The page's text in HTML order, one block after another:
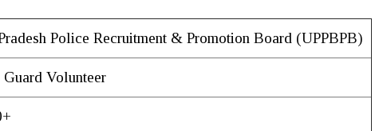
Police Recruitment & Promotion Board (UPPBPB)
Guard Volunteer